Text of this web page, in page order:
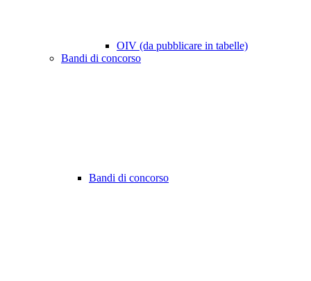
OIV (da pubblicare in tabelle)
Bandi di concorso
Bandi di concorso